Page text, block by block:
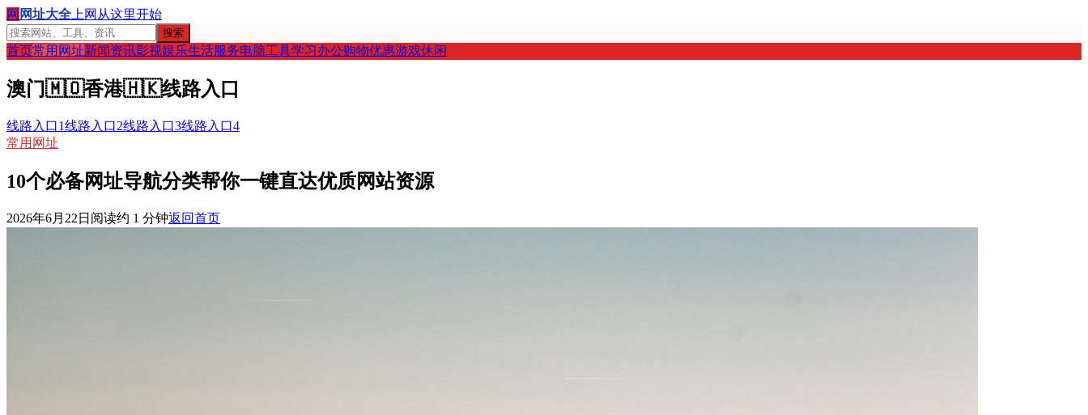
网 网址大全 上网从这里开始
搜索
首页常用网址新闻资讯影视娱乐生活服务电脑工具学习办公购物优惠游戏休闲
澳门🇲🇴香港🇭🇰线路入口
线路入口1线路入口2线路入口3线路入口4
常用网址
10个必备网址导航分类帮你一键直达优质网站资源
2026年6月22日 阅读约 1 分钟返回首页